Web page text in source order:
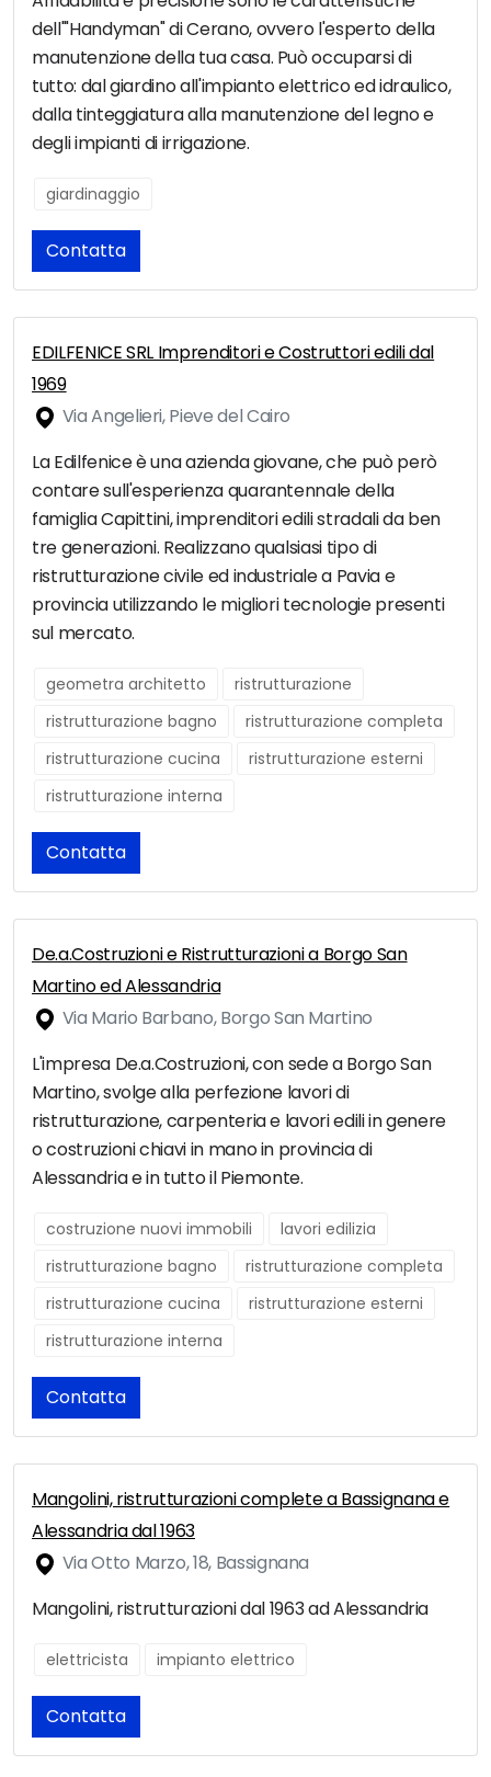
dell'"Handyman" di Cerano, ovvero l'esperto della
manutenzione della tua casa. Può occuparsi di
tutto: dal giardino all'impianto elettrico ed idraulico,
dalla tinteggiatura alla manutenzione del legno e
degli impianti di irrigazione.
giardinaggio
Contatta
EDILFENICE SRL Imprenditori e Costruttori edili dal
1969
Via Angelieri, Pieve del Cairo
La Edilfenice è una azienda giovane, che può però
contare sull'esperienza quarantennale della
famiglia Capittini, imprenditori edili stradali da ben
tre generazioni. Realizzano qualsiasi tipo di
ristrutturazione civile ed industriale a Pavia e
provincia utilizzando le migliori tecnologie presenti
sul mercato.
geometra architetto
ristrutturazione
ristrutturazione bagno
ristrutturazione completa
ristrutturazione cucina
ristrutturazione esterni
ristrutturazione interna
Contatta
De.a.Costruzioni e Ristrutturazioni a Borgo San
Martino ed Alessandria
Via Mario Barbano, Borgo San Martino
L'impresa De.a.Costruzioni, con sede a Borgo San
Martino, svolge alla perfezione lavori di
ristrutturazione, carpenteria e lavori edili in genere
o costruzioni chiavi in mano in provincia di
Alessandria e in tutto il Piemonte.
costruzione nuovi immobili
lavori edilizia
ristrutturazione bagno
ristrutturazione completa
ristrutturazione cucina
ristrutturazione esterni
ristrutturazione interna
Contatta
Mangolini, ristrutturazioni complete a Bassignana e
Alessandria dal 1963
Via Otto Marzo, 18, Bassignana
Mangolini, ristrutturazioni dal 1963 ad Alessandria
elettricista impianto elettrico
Contatta